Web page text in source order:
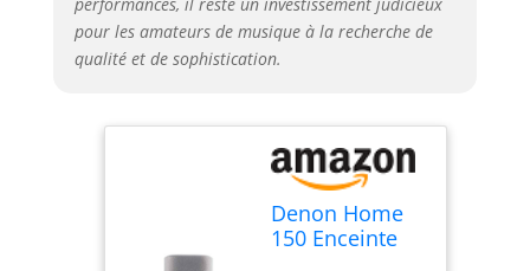
pour les amateurs de musique à la recherche de
qualité et de sophistication.
Denon Home
150 Enceinte